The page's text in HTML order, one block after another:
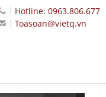
Hotline: 0963.806.677
Toasoan@vietq.vn